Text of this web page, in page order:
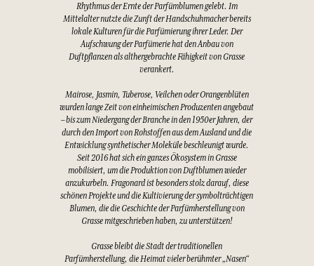
Rhythmus der Ernte der Parfümblumen gelebt. Im
Mittelalter nutzte die Zunft der Handschuhmacher bereits
lokale Kulturen für die Parfümierung ihrer Leder. Der
Aufschwung der Parfümerie hat den Anbau von
Duftpflanzen als althergebrachte Fähigkeit von Grasse
verankert.
Mairose, Jasmin, Tuberose, Veilchen oder Orangenblüten
wurden lange Zeit von einheimischen Produzenten angebaut
– bis zum Niedergang der Branche in den 1950er Jahren, der
durch den Import von Rohstoffen aus dem Ausland und die
Entwicklung synthetischer Moleküle beschleunigt wurde.
Seit 2016 hat sich ein ganzes Ökosystem in Grasse
mobilisiert, um die Produktion von Duftblumen wieder
anzukurbeln. Fragonard ist besonders stolz darauf, diese
schönen Projekte und die Kultivierung der symbolträchtigen
Blumen, die die Geschichte der Parfümherstellung von
Grasse mitgeschrieben haben, zu unterstützen!
Grasse bleibt die Stadt der traditionellen
Parfümherstellung, die Heimat vieler berühmter „Nasen“